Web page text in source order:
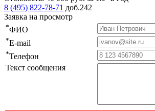
8 (495) 822-78-71 доб.242
Заявка на просмотр
*ФИО
*E-mail
*Телефон
Текст сообщения